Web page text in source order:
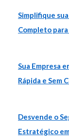
Simplifique
Completo para
Sua Empresa
Rápida e Sem
Desvende o
Estratégico